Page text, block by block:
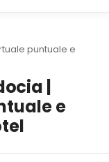
puntuale e
|
e